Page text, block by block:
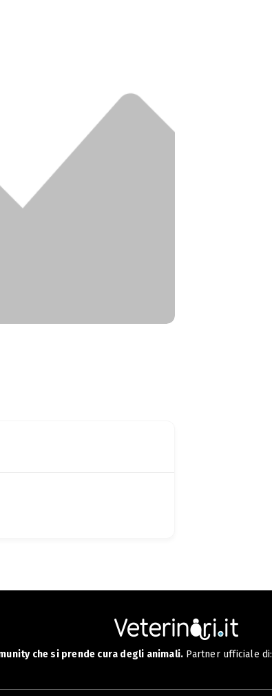
che si prende cura degli animali. Partner ufficiale di: